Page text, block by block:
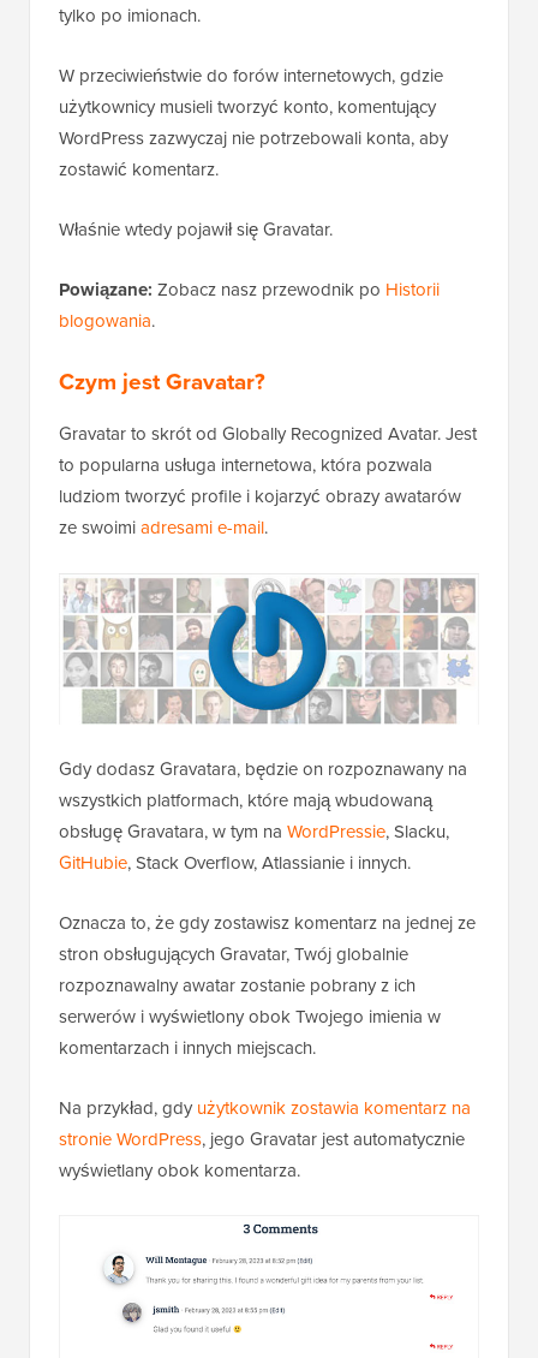
tylko po imionach.
W przeciwieństwie do forów internetowych, gdzie
użytkownicy musieli tworzyć konto, komentujący
WordPress zazwyczaj nie potrzebowali konta, aby
zostawić komentarz.
Właśnie wtedy pojawił się Gravatar.
Powiązane: Zobacz nasz przewodnik po Historii
blogowania.
Czym jest Gravatar?
Gravatar to skrót od Globally Recognized Avatar. Jest
to popularna usługa internetowa, która pozwala
ludziom tworzyć profile i kojarzyć obrazy awatarów
ze swoimiadresami e-mail.
Gdy dodasz Gravatara, będzie on rozpoznawany na
wszystkich platformach, które mają wbudowaną
obsługę Gravatara, w tym na WordPressie, Slacku,
GitHubie, Stack Overflow, Atlassianie i innych.
Oznacza to, że gdy zostawisz komentarz na jednej ze
stron obsługujących Gravatar, Twój globalnie
rozpoznawalny awatar zostanie pobrany z ich
serwerów i wyświetlony obok Twojego imienia w
komentarzach i innych miejscach.
Na przykład, gdy użytkownik zostawia komentarz na
stronie WordPress, jego Gravatar jest automatycznie
wyświetlany obok komentarza.